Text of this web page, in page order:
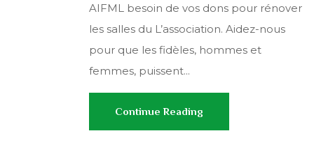
AIFML besoin de vos dons pour rénover
les salles du L’association. Aidez-nous
pour que les fidèles, hommes et
femmes, puissent...
Continue Reading